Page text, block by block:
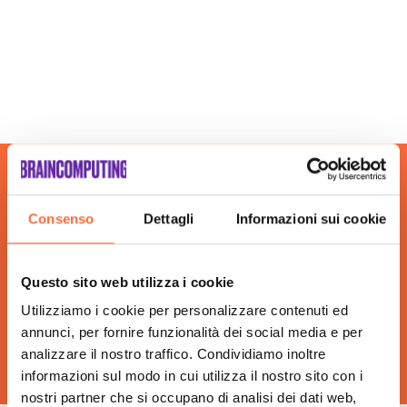
Consenso Dettagli Informazioni sui cookie
Questo sito web utilizza i cookie
Utilizziamo i cookie per personalizzare contenuti ed
annunci, per fornire funzionalità dei social media e per
analizzare il nostro traffico. Condividiamo inoltre
informazioni sul modo in cui utilizza il nostro sito con i
nostri partner che si occupano di analisi dei dati web,
Esperti Web Marketing Torino
Gestione Campagne Google Ads Torino
Gestione Social Media Torino
Realizzazione Siti Web Torino
Realizzazione Siti Wordpress Torino
Sviluppo Ecommerce Torino
Web Agency Torino